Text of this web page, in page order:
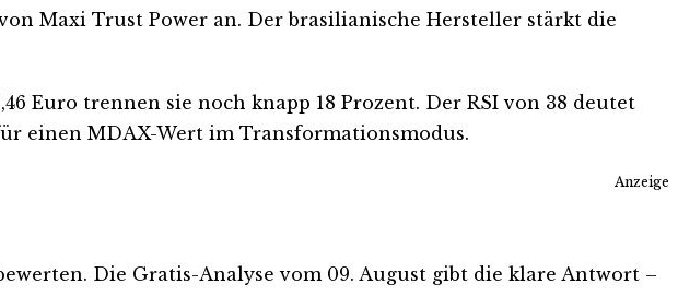
Maxi Trust Power an. Der brasilianische Hersteller stärkt die
Euro trennen sie noch knapp 18 Prozent. Der RSI von 38 deutet
einen MDAX-Wert im Transformationsmodus.
Anzeige
Die Gratis-Analyse vom 09. August gibt die klare Antwort –